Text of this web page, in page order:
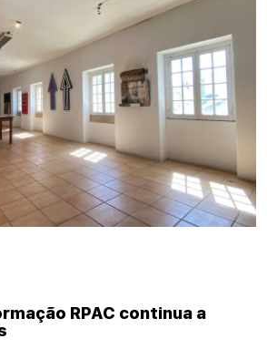
RPAC continua a